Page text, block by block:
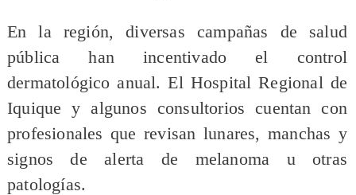
En la región, diversas campañas de salud
pública han incentivado el control
dermatológico anual. El Hospital Regional de
Iquique y algunos consultorios cuentan con
profesionales que revisan lunares, manchas y
signos de alerta de melanoma u otras
patologías.